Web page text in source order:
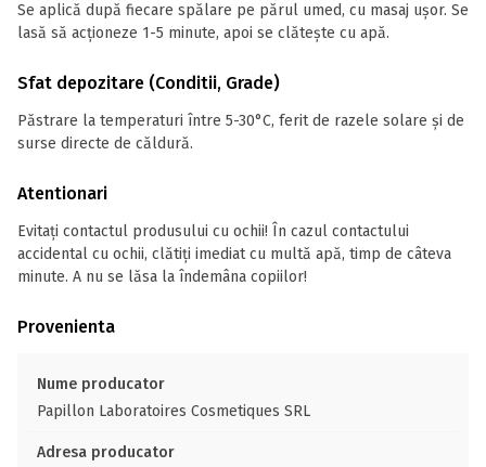
Se aplică după fiecare spălare pe părul umed, cu masaj ușor. Se
lasă să acționeze 1-5 minute, apoi se clătește cu apă.
Sfat depozitare (Conditii, Grade)
Păstrare la temperaturi între 5-30°C, ferit de razele solare și de
surse directe de căldură.
Atentionari
Evitați contactul produsului cu ochii! În cazul contactului
accidental cu ochii, clătiți imediat cu multă apă, timp de câteva
minute. A nu se lăsa la îndemâna copiilor!
Provenienta
Nume producator
Papillon Laboratoires Cosmetiques SRL
Adresa producator